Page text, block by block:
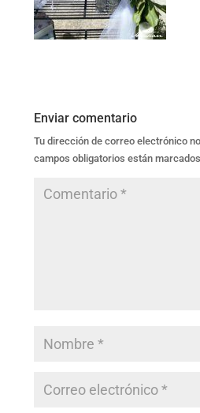
Enviar comentario
Tu dirección de correo electrónico
campos obligatorios están